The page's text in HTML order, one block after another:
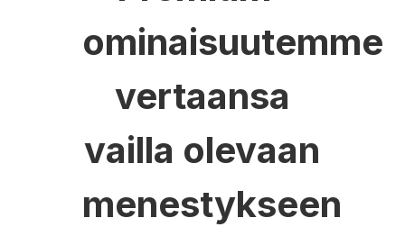
ominaisuutemme
vertaansa
vailla olevaan
menestykseen